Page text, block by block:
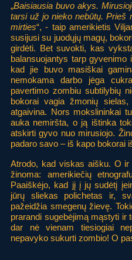
„Baisiausia buvo akys.
tarsi už jo nieko nebūtų. Prieš
mirties“, - taip amerikietis
susijusi su juodųjų magų,
girdėti. Bet suvokti, kas
balansuojantys tarp
kad jie buvo masiškai
nemokama darbo jėga
pavertimo zombiu subtilybių
bokorai vagia žmonių
atgaivina. Nors mokslininkai
auka nemiršta, o ją ištinka
atskirti gyvo nuo mirusiojo.
padaro savo – iš kapo bokorai
Atrodo, kad viskas aišku. O ir
žinoma: amerikiečių
Paaiškėjo, kad jį į jų sudėtį
jūrų sliekas polichetas ir,
pažeidžia smegenų žievę.
prarandi sugebėjimą mąstyti
dar nė vienam tiesiogiai
nepavyko sukurti zombio! O